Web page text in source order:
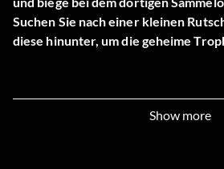
Suchen Sie nach einer kleinen
diese hinunter, um die geheime
Show more